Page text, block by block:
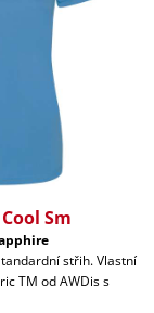
Sm
střih. Vlastní
TM od AWDis s